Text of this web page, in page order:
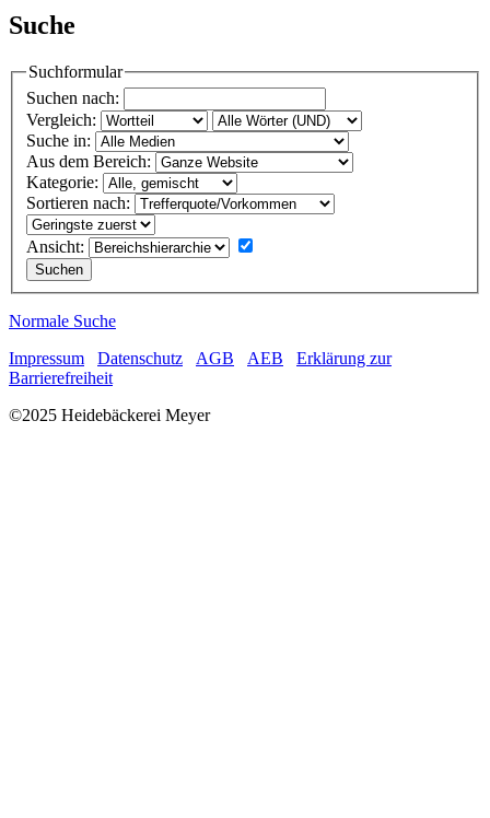
Suche
Suchformular
Suchen nach:
Vergleich:
Suche in:
Aus dem Bereich:
Kategorie:
Sortieren nach:
Ansicht:
Normale Suche
Impressum
Datenschutz AGB AEB
Erklärung zur
Barrierefreiheit
©2025 Heidebäckerei Meyer